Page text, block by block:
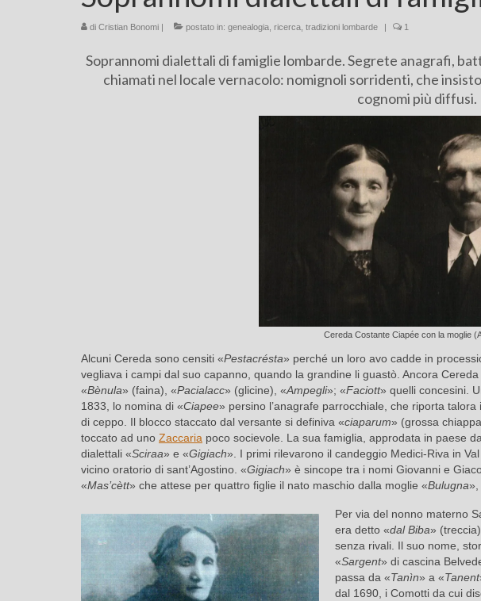
di Cristian Bonomi | postato in: genealogia ricerca tradizioni lombarde | 1
Soprannomi dialettali di famiglie lombarde. Segrete anagrafi,
chiamati nel locale vernacolo: nomignoli sorridenti, che
cognomi più diffusi.
Cereda Costante Ciapée con la moglie
Alcuni Cereda sono censiti «Pestacrésta» perché un loro avo cadde in
vegliava i campi dal suo capanno, quando la grandine li guastò. Ancora Cereda
«Bènula» (faina), «Pacialacc» (glicine), «Ampegli»; «Faciott» quelli concesini.
1833, lo nomina di «Ciapee» persino l’anagrafe parrocchiale, che riporta
di ceppo. Il blocco staccato dal versante si definiva «ciaparum» (grossa
toccato ad uno Zaccaria poco socievole. La sua famiglia, approdata in paese
dialettali «Sciraa» e «Gigiach». I primi rilevarono il candeggio Medici-Riva in
vicino oratorio di sant’Agostino. «Gigiach» è sincope tra i nomi Giovanni e
«Mas’cètt» che attese per quattro figlie il nato maschio dalla moglie «Bulugna»,
Per via del nonno materno
era detto «dal Biba»
senza rivali. Il suo nome,
«Sargent» di cascina
passa da «Tanìn» a «Tanent
dal 1690, i Comotti da cui